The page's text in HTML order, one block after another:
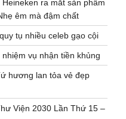
ra mắt sản phẩm
êm mà đậm chất
tụ nhiều celeb gạo cội
vụ nhận tiền khủng
hương lan tỏa vẻ đẹp
Viện 2030 Lần Thứ 15 –